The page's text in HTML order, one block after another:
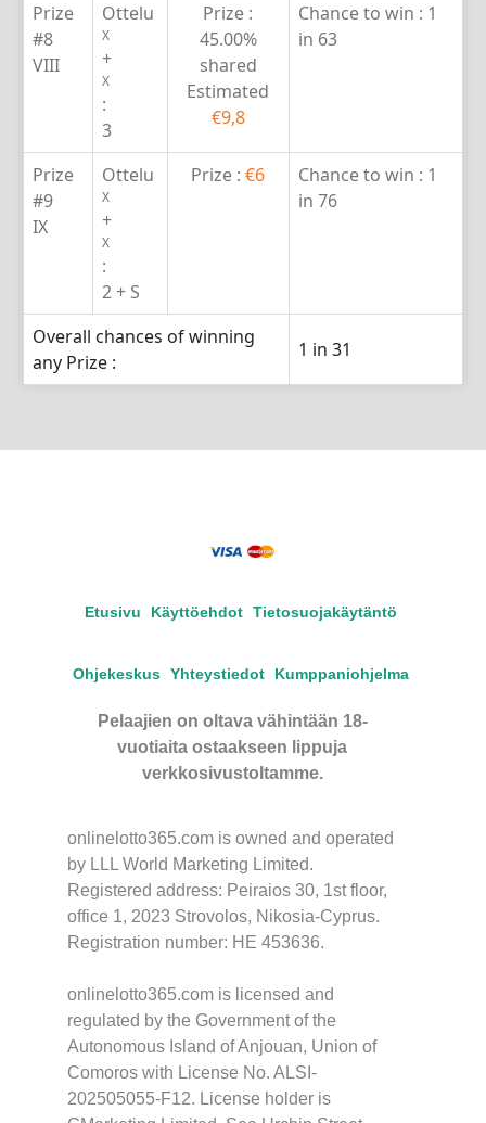
Prize
#8
VIII
Ottelu
X
+
X
:
3
Prize :
45.00%
shared
Estimated
€9,8
Chance to win : 1
in 63
Prize
#9
IX
Ottelu
X
+
X
:
2 + S
Prize : €6 Chance to win : 1
in 76
Overall chances of winning
any Prize :
1 in 31
Etusivu Käyttöehdot Tietosuojakäytäntö
Ohjekeskus Yhteystiedot Kumppaniohjelma
Pelaajien on oltava vähintään 18-
vuotiaita ostaakseen lippuja
verkkosivustoltamme.
onlinelotto365.com is owned and operated
by LLL World Marketing Limited.
Registered address: Peiraios 30, 1st floor,
office 1, 2023 Strovolos, Nikosia-Cyprus.
Registration number: HE 453636.
onlinelotto365.com is licensed and
regulated by the Government of the
Autonomous Island of Anjouan, Union of
Comoros with License No. ALSI-
202505055-F12. License holder is